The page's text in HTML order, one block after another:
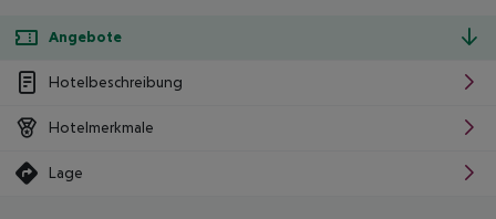
Angebote
Hotelbeschreibung
Hotelmerkmale
Lage